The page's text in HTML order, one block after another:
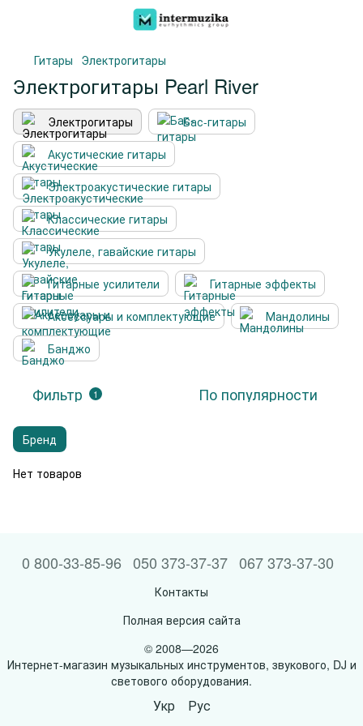
Гитары Электрогитары
Электрогитары Pearl River
Электрогитары
Бас-гитары
Акустические гитары
Электроакустические гитары
Классические гитары
Укулеле, гавайские гитары
Гитарные усилители
Гитарные эффекты
Аксессуары и комплектующие
Мандолины
Банджо
Фильтр 1 По популярности
Бренд
Нет товаров
0 800-33-85-96 050 373-37-37 067 373-37-30
Контакты
Полная версия сайта
© 2008—2026
Интернет-магазин музыкальных инструментов, звукового, DJ и
светового оборудования.
Укр Рус